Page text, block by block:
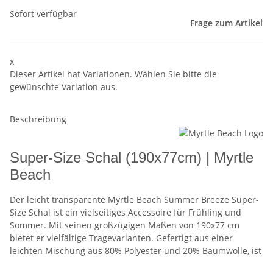
Sofort verfügbar
Frage zum Artikel
x
Dieser Artikel hat Variationen. Wählen Sie bitte die
gewünschte Variation aus.
Beschreibung
Super-Size Schal (190x77cm) | Myrtle
Beach
Der leicht transparente Myrtle Beach Summer Breeze Super-
Size Schal ist ein vielseitiges Accessoire für Frühling und
Sommer. Mit seinen großzügigen Maßen von 190x77 cm
bietet er vielfältige Tragevarianten. Gefertigt aus einer
leichten Mischung aus 80% Polyester und 20% Baumwolle, ist